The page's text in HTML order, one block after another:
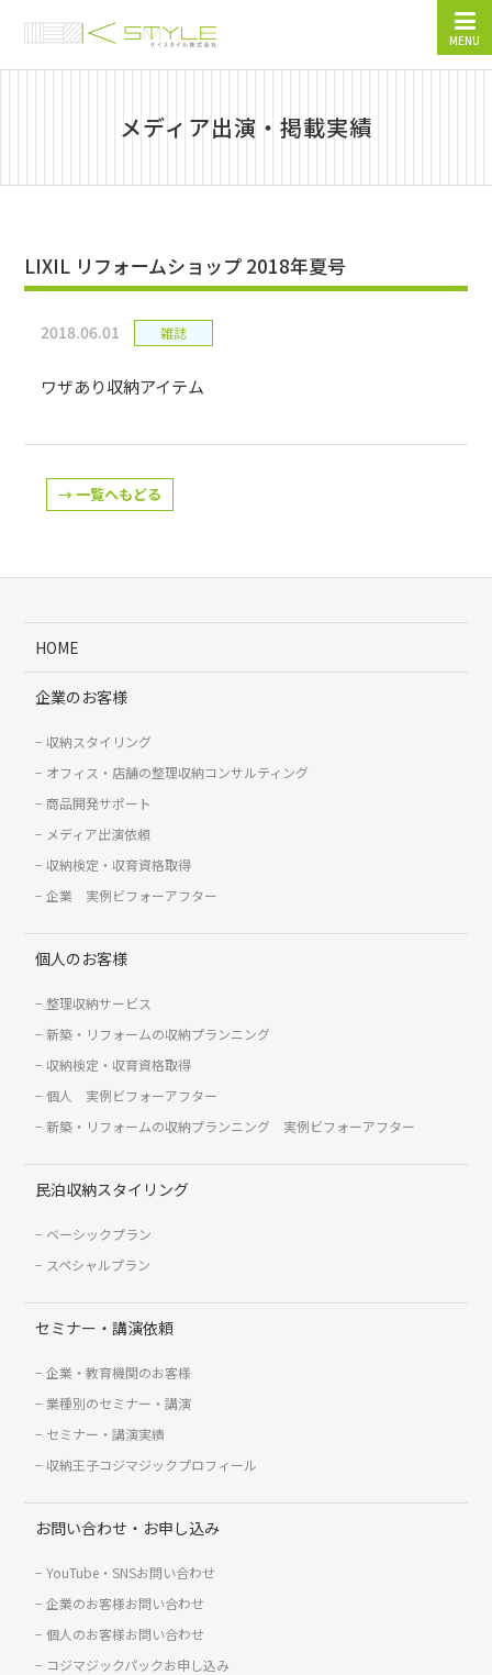
MENU
メディア出演・掲載実績
LIXIL リフォームショップ 2018年夏号
2018.06.01 雑誌
ワザあり収納アイテム
→ 一覧へもどる
HOME
企業のお客様
収納スタイリング
オフィス・店舗の整理収納コンサルティング
商品開発サポート
メディア出演依頼
収納検定・収育資格取得
企業 実例ビフォーアフター
個人のお客様
整理収納サービス
新築・リフォームの収納プランニング
収納検定・収育資格取得
個人 実例ビフォーアフター
新築・リフォームの収納プランニング 実例ビフォーアフター
民泊収納スタイリング
ベーシックプラン
スペシャルプラン
セミナー・講演依頼
企業・教育機関のお客様
業種別のセミナー・講演
セミナー・講演実績
収納王子コジマジックプロフィール
お問い合わせ・お申し込み
YouTube・SNSお問い合わせ
企業のお客様お問い合わせ
個人のお客様お問い合わせ
コジマジックパックお申し込み